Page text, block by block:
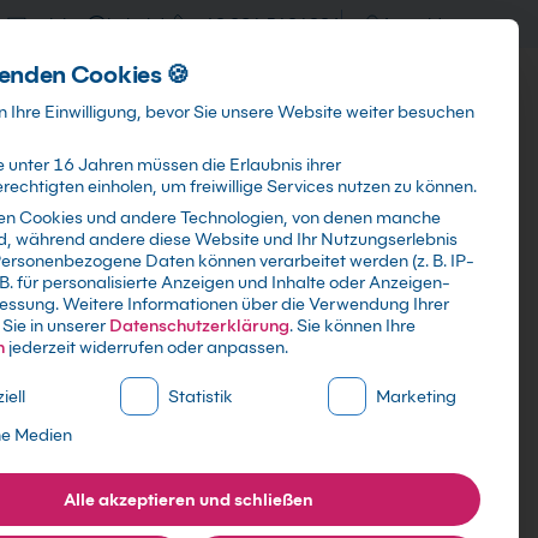
training@kebel.de +49 231 5191986 Anmelden
Suchen
Info & Services Kontakt
Cookies 🍪
Ihre Einwilligung, bevor Sie unsere Website weiter besuchen
unter 16 Jahren müssen die Erlaubnis ihrer
einholen, um freiwillige Services nutzen zu können.
Cookies und andere Technologien, von denen manche
während andere diese Website und Ihr Nutzungserlebnis
Daten können verarbeitet werden (z. B. IP-
für personalisierte Anzeigen und Inhalte oder Anzeigen-
Weitere Informationen über die Verwendung Ihrer
in unserer Datenschutzerklärung.Sie können Ihre
jederzeit widerrufen oder anpassen.
Liste der Service-Gruppen, für die eine Einwilligung
Statistik
Marketing
Medien
Alle akzeptieren und schließen